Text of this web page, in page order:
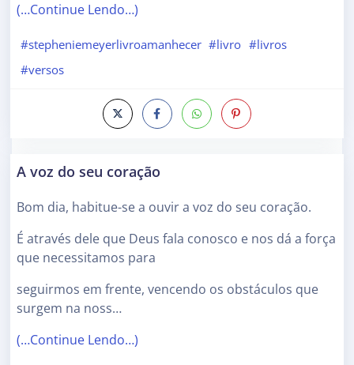
(…Continue Lendo…)
#stepheniemeyerlivroamanhecer #livro #livros
#versos
A voz do seu coração
Bom dia, habitue-se a ouvir a voz do seu coração.
É através dele que Deus fala conosco e nos dá a força
que necessitamos para
seguirmos em frente, vencendo os obstáculos que
surgem na noss…
(…Continue Lendo…)